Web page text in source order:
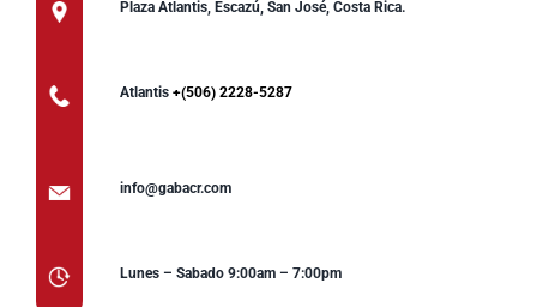
Plaza Atlantis, Escazú, San José, Costa Rica.
Atlantis +(506) 2228-5287
info@gabacr.com
Lunes – Sabado 9:00am – 7:00pm